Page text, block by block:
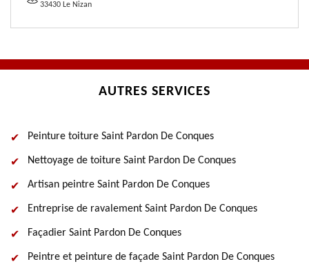
33430 Le Nizan
AUTRES SERVICES
Peinture toiture Saint Pardon De Conques
Nettoyage de toiture Saint Pardon De Conques
Artisan peintre Saint Pardon De Conques
Entreprise de ravalement Saint Pardon De Conques
Façadier Saint Pardon De Conques
Peintre et peinture de façade Saint Pardon De Conques